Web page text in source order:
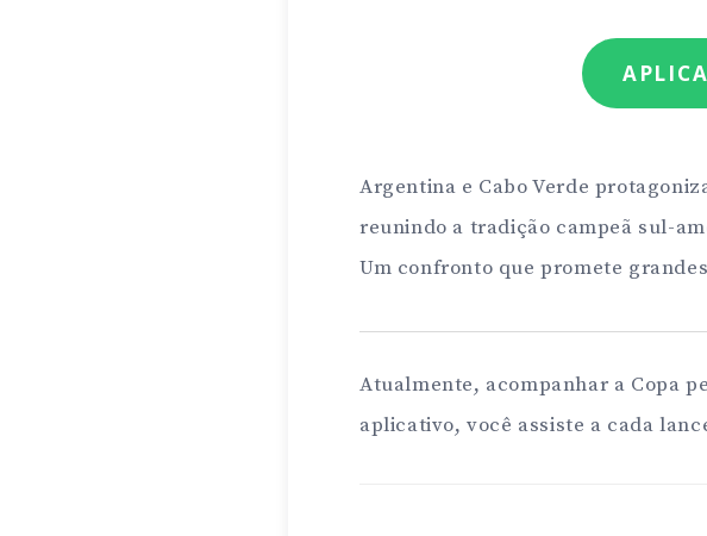
Argentina e Cabo Verde
reunindo a tradição campeã sul-
Um confronto que promete
Atualmente, acompanhar a Copa
aplicativo, você assiste a cada